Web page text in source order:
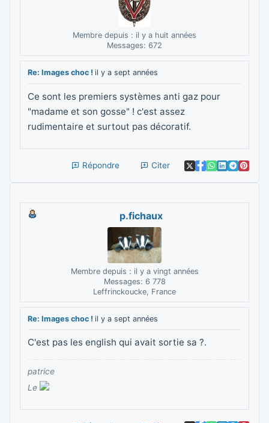
Membre depuis : il y a huit années
Messages: 672
Re: Images choc ! il y a sept années
Ce sont les premiers systèmes anti gaz pour
"madame et son gosse" ! c'est assez
rudimentaire et surtout pas décoratif.
Répondre Citer
p.fichaux
Membre depuis : il y a vingt années
Messages: 6 778
Leffrinckoucke, France
Re: Images choc ! il y a sept années
C'est pas les english qui avait sortie sa ?.
patrice
Le